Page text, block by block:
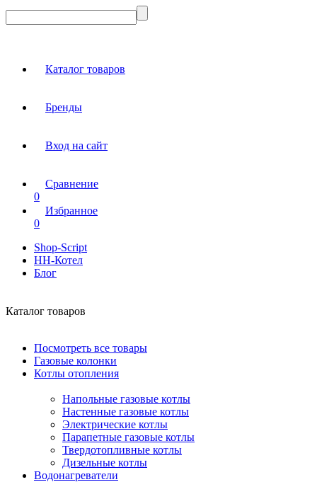
Каталог товаров
Бренды
Вход на сайт
Сравнение
0
Избранное
0
Shop-Script
НН-Котел
Блог
Каталог товаров
Посмотреть все товары
Газовые колонки
Котлы отопления
Напольные газовые котлы
Настенные газовые котлы
Электрические котлы
Парапетные газовые котлы
Твердотопливные котлы
Дизельные котлы
Водонагреватели